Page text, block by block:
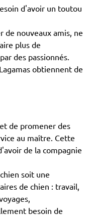
d'avoir un toutou
de nouveaux amis, ne
plus de
des passionnés.
obtiennent de
de promener des
au maître. Cette
de la compagnie
soit une
de chien : travail,
besoin de